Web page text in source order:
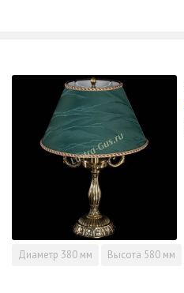
Диаметр 380 мм Высота 580 мм